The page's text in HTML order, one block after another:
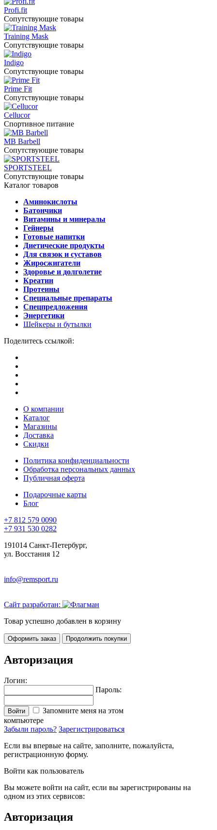
Profi.fit
Сопутствующие товары
Training Mask
Сопутствующие товары
Indigo
Сопутствующие товары
Prime Fit
Сопутствующие товары
Cellucor
Спортивное питание
MB Barbell
Сопутствующие товары
SPORTSTEEL
Сопутствующие товары
Каталог товаров
Аминокислоты
Батончики
Витамины и минералы
Гейнеры
Готовые напитки
Диетические продукты
Для связок и суставов
Жиросжигатели
Здоровье и долголетие
Креатин
Протеины
Специальные препараты
Спецпредложения
Энергетики
Шейкеры и бутылки
Поделитесь ссылкой:
О компании
Каталог
Магазины
Доставка
Скидки
Политика конфиденциальности
Обработка персональных данных
Публичная оферта
Подарочные карты
Блог
+7 812 579 0090
+7 931 530 0282
191014 Санкт-Петербург,
ул. Восстания 12
info@remsport.ru
Сайт разработан:
Товар успешно добавлен в корзину
Оформить заказ Продолжить покупки
Авторизация
Логин:
Пароль:
Войти
Запомните меня на этом
компьютере
Забыли пароль? Зарегистрироваться
Если вы впервые на сайте, заполните, пожалуйста,
регистрационную форму.
Войти как пользователь
Вы можете войти на сайт, если вы зарегистрированы на
одном из этих сервисов:
Авторизация